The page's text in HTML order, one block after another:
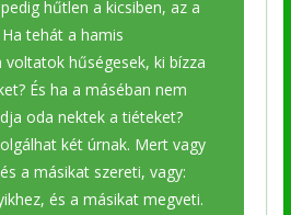
hűtlen a kicsiben, az a
tehát a hamis
hűségesek, ki bízza
És ha a máséban nem
oda nektek a tiéteket?
két úrnak. Mert vagy
a másikat szereti, vagy:
és a másikat megveti.